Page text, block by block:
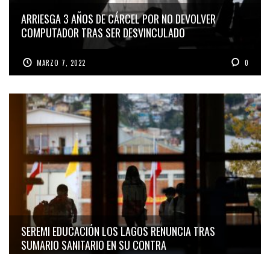
ARRIESGA 3 AÑOS DE CÁRCEL POR NO DEVOLVER
COMPUTADOR TRAS SER DESVINCULADO
MARZO 7, 2022 0
SEREMI EDUCACIÓN LOS LAGOS RENUNCIA TRAS
SUMARIO SANITARIO EN SU CONTRA